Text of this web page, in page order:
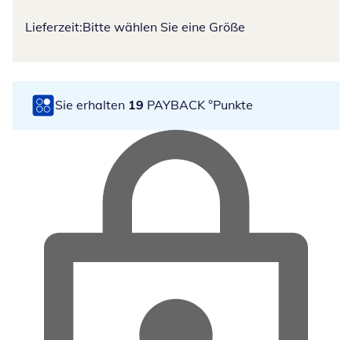
Lieferzeit:Bitte wählen Sie eine Größe
Sie erhalten 19 PAYBACK °Punkte